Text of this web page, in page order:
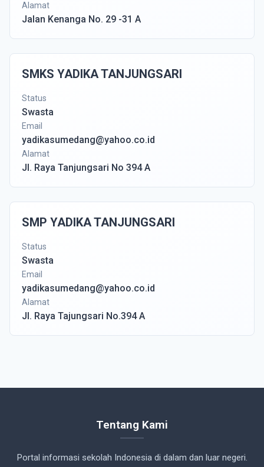
Alamat
Jalan Kenanga No. 29 -31 A
SMKS YADIKA TANJUNGSARI
Status
Swasta
Email
yadikasumedang@yahoo.co.id
Alamat
Jl. Raya Tanjungsari No 394 A
SMP YADIKA TANJUNGSARI
Status
Swasta
Email
yadikasumedang@yahoo.co.id
Alamat
Jl. Raya Tajungsari No.394 A
Tentang Kami
Portal informasi sekolah Indonesia di dalam dan luar negeri.